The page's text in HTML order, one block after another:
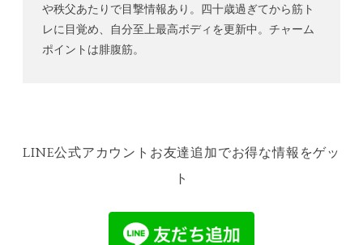
や秩父あたりで目撃情報あり。四十歳過ぎてから筋ト
レに目覚め、自分至上最高ボディを更新中。チャーム
ポイントは腓腹筋。
LINE公式アカウントお友達追加でお得な情報をゲッ
ト